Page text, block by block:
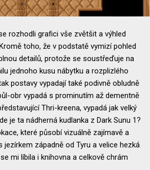
rozhodli grafici vše zvětšit a výhled
toho, že v podstatě vymizí pohled
detailů, protože se soustřeďuje na
jednoho kusu nábytku a rozplizlého
postavy vypadají také podivně obludně
obr vypadá s prominutím až dementně
Thri-kreena, vypadá jak velký
je ta nádherná kudlanka z Dark Sunu 1?
které působí vizuálně zajímavě a
jezírkem západně od Tyru a velice hezká
mi líbila i knihovna a celkově chrám